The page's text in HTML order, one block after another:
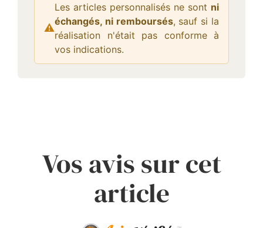
⚠
Attention :
Les articles personnalisés ne sont ni
échangés, ni remboursés, sauf si la
réalisation n'était pas conforme à
vos indications.
Vos avis sur cet
article